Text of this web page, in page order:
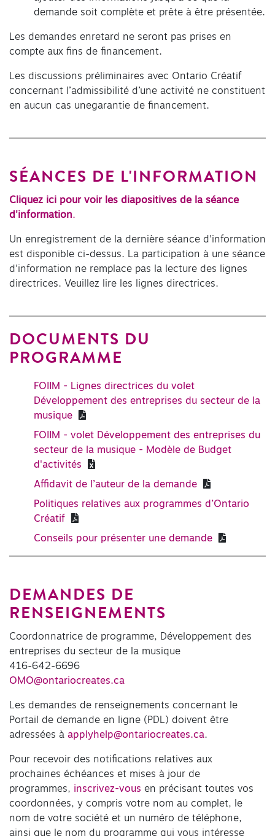
demande soit complète et prête à être présentée.
Les demandes enretard ne seront pas prises en
compte aux fins de financement.
Les discussions préliminaires avec Ontario Créatif
concernant l’admissibilité d’une activité ne constituent
en aucun cas unegarantie de financement.
SÉANCES DE L'INFORMATION
Cliquez ici pour voir les diapositives de la séance
d'information.
Un enregistrement de la dernière séance d'information
est disponible ci-dessus. La participation à une séance
d'information ne remplace pas la lecture des lignes
directrices. Veuillez lire les lignes directrices.
DOCUMENTS DU
PROGRAMME
FOIIM - Lignes directrices du volet
Développement des entreprises du secteur de la
musique
FOIIM - volet Développement des entreprises du
secteur de la musique - Modèle de Budget
d'activités
Affidavit de l’auteur de la demande
Politiques relatives aux programmes d’Ontario
Créatif
Conseils pour présenter une demande
DEMANDES DE
RENSEIGNEMENTS
Coordonnatrice de programme, Développement des
entreprises du secteur de la musique
416-642-6696
OMO@ontariocreates.ca
Les demandes de renseignements concernant le
Portail de demande en ligne (PDL) doivent être
adressées à applyhelp@ontariocreates.ca.
Pour recevoir des notifications relatives aux
prochaines échéances et mises à jour de
programmes, inscrivez-vous en précisant toutes vos
coordonnées, y compris votre nom au complet, le
nom de votre société et un numéro de téléphone,
ainsi que le nom du programme qui vous intéresse